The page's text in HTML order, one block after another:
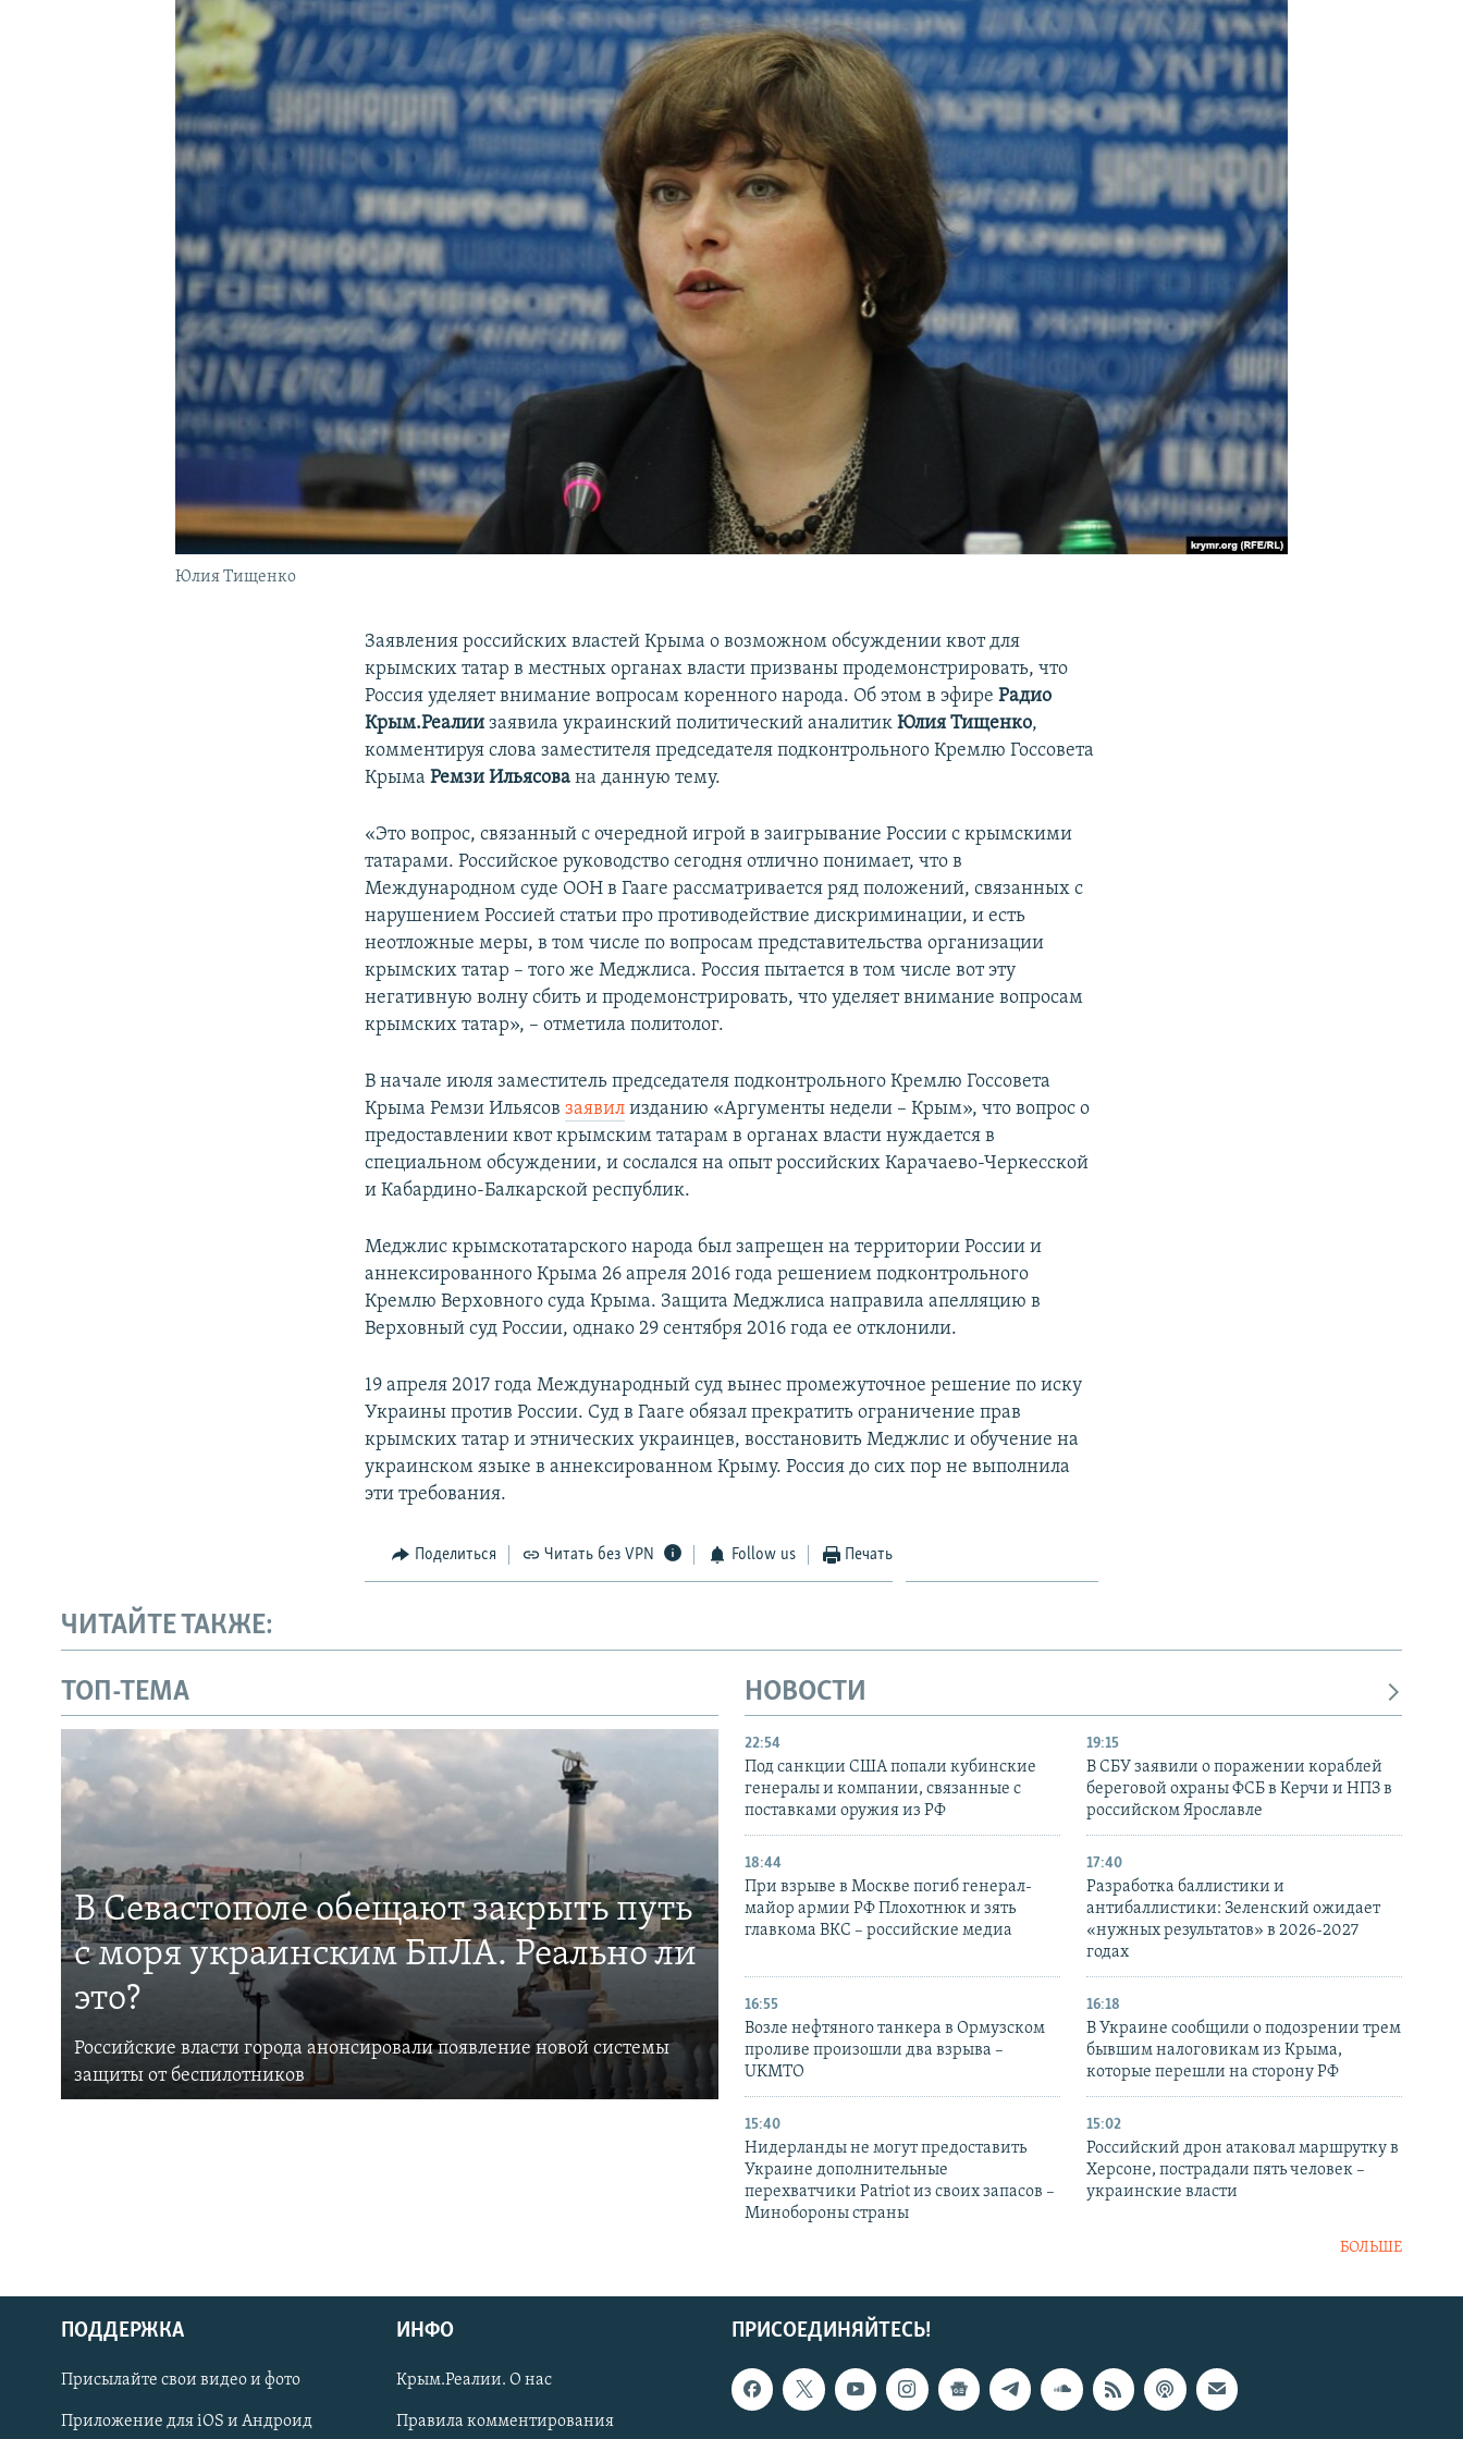
КРЫМ.НЕПОКОРЕННЫЙ
УКРАИНСКАЯ ПРОБЛЕМА КРЫМА
Українською
Qırımtatar
Юлия Тищенко
Заявления российских властей Крыма о возможном обсуждении квот для
крымских татар в местных органах власти призваны продемонстрировать, что
Россия уделяет внимание вопросам коренного народа. Об этом в эфиреРадио
Крым.Реалии заявила украинский политический аналитикЮлия Тищенко,
комментируя слова заместителя председателя подконтрольного Кремлю Госсовета
КрымаРемзи Ильясова на данную тему.
«Это вопрос, связанный с очередной игрой в заигрывание России с крымскими
татарами. Российское руководство сегодня отлично понимает, что в
Международном суде ООН в Гааге рассматривается ряд положений, связанных с
нарушением Россией статьи про противодействие дискриминации, и есть
неотложные меры, в том числе по вопросам представительства организации
крымских татар – того же Меджлиса. Россия пытается в том числе вот эту
негативную волну сбить и продемонстрировать, что уделяет внимание вопросам
крымских татар», – отметила политолог.
В начале июля заместитель председателя подконтрольного Кремлю Госсовета
Крыма Ремзи Ильясовзаявил изданию «Аргументы недели – Крым», что вопрос о
предоставлении квот крымским татарам в органах власти нуждается в
специальном обсуждении, и сослался на опыт российских Карачаево-Черкесской
и Кабардино-Балкарской республик.
Меджлис крымскотатарского народа был запрещен на территории России и
аннексированного Крыма 26 апреля 2016 года решением подконтрольного
Кремлю Верховного суда Крыма. Защита Меджлиса направила апелляцию в
Верховный суд России, однако 29 сентября 2016 года ее отклонили.
19 апреля 2017 года Международный суд вынес промежуточное решение по иску
Украины против России. Суд в Гааге обязал прекратить ограничение прав
крымских татар и этнических украинцев, восстановить Меджлис и обучение на
украинском языке в аннексированном Крыму. Россия до сих пор не выполнила
эти требования.
Поделиться Читать без VPN Follow us Печать
ЧИТАЙТЕ ТАКЖЕ:
ТОП-ТЕМА
В Севастополе обещают закрыть путь
с моря украинским БпЛА. Реально ли
это?
Российские власти города анонсировали появление новой системы
защиты от беспилотников
НОВОСТИ
22:54
Под санкции США попали кубинские
генералы и компании, связанные с
поставками оружия из РФ
19:15
В СБУ заявили о поражении кораблей
береговой охраны ФСБ в Керчи и НПЗ в
российском Ярославле
18:44
При взрыве в Москве погиб генерал-
майор армии РФ Плохотнюк и зять
главкома ВКС – российские медиа
17:40
Разработка баллистики и
антибаллистики: Зеленский ожидает
«нужных результатов» в 2026-2027
годах
16:55
Возле нефтяного танкера в Ормузском
проливе произошли два взрыва –
UKMTO
16:18
В Украине сообщили о подозрении трем
бывшим налоговикам из Крыма,
которые перешли на сторону РФ
15:40
Нидерланды не могут предоставить
Украине дополнительные
перехватчики Patriot из своих запасов –
Минобороны страны
15:02
Российский дрон атаковал маршрутку в
Херсоне, пострадали пять человек –
украинские власти
БОЛЬШЕ
ПРИСОЕДИНЯЙТЕСЬ!
ПОДДЕРЖКА
Присылайте свои видео и фото
Приложение для iOS и Андроид
ИНФО
Крым.Реалии. О нас
Правила комментирования